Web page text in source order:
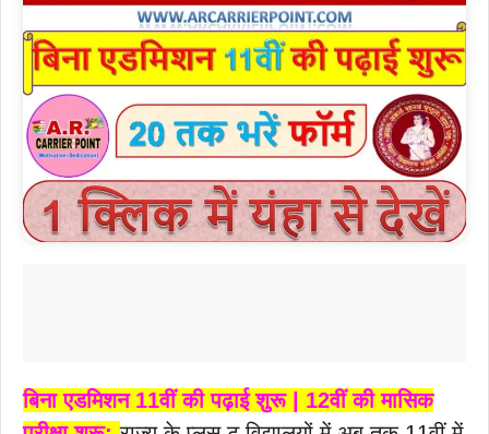
बिना एडमिशन 11वीं की पढ़ाई शुरू | 12वीं की मासिक